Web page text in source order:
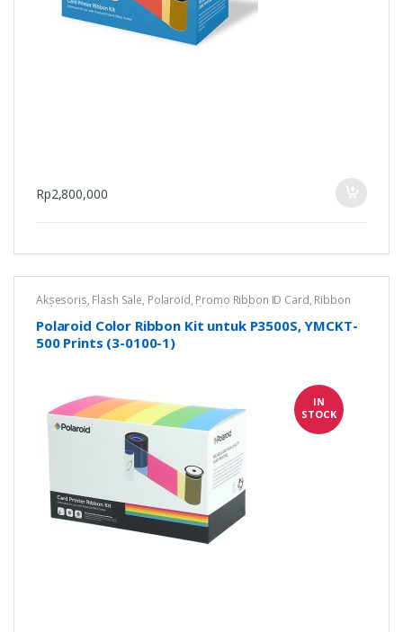
Rp2,800,000
Aksesoris, Flash Sale, Polaroid, Promo Ribbon ID Card, Ribbon
Color Ribbon Printer Kartu Untuk Polaroid P3500S
Polaroid Color Ribbon Kit untuk P3500S, YMCKT-
500 Prints (3-0100-1)
IN
STOCK